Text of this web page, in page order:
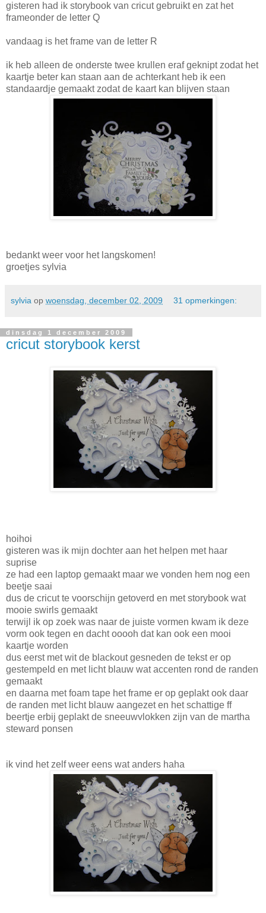
gisteren had ik storybook van cricut gebruikt en zat het
frameonder de letter Q
vandaag is het frame van de letter R
ik heb alleen de onderste twee krullen eraf geknipt zodat het
kaartje beter kan staan aan de achterkant heb ik een
standaardje gemaakt zodat de kaart kan blijven staan
bedankt weer voor het langskomen!
groetjes sylvia
sylvia op woensdag, december 02, 2009 31 opmerkingen:
dinsdag 1 december 2009
cricut storybook kerst
hoihoi
gisteren was ik mijn dochter aan het helpen met haar
suprise
ze had een laptop gemaakt maar we vonden hem nog een
beetje saai
dus de cricut te voorschijn getoverd en met storybook wat
mooie swirls gemaakt
terwijl ik op zoek was naar de juiste vormen kwam ik deze
vorm ook tegen en dacht ooooh dat kan ook een mooi
kaartje worden
dus eerst met wit de blackout gesneden de tekst er op
gestempeld en met licht blauw wat accenten rond de randen
gemaakt
en daarna met foam tape het frame er op geplakt ook daar
de randen met licht blauw aangezet en het schattige ff
beertje erbij geplakt de sneeuwvlokken zijn van de martha
steward ponsen
ik vind het zelf weer eens wat anders haha